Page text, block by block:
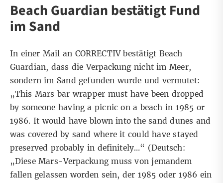
Beach Guardian bestätigt Fund
im Sand
In einer Mail an CORRECTIV bestätigt Beach
Guardian, dass die Verpackung nicht im Meer,
sondern im Sand gefunden wurde und vermutet:
„This Mars bar wrapper must have been dropped
by someone having a picnic on a beach in 1985 or
1986. It would have blown into the sand dunes and
was covered by sand where it could have stayed
preserved probably in definitely…“ (Deutsch:
„Diese Mars-Verpackung muss von jemandem
fallen gelassen worden sein, der 1985 oder 1986 ein